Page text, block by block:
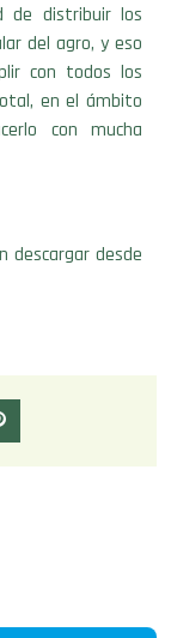
de distribuir los
del agro, y eso
con todos los
en el ámbito
con mucha
descargar desde